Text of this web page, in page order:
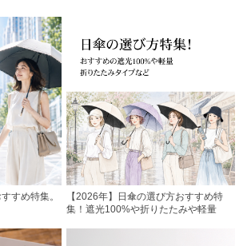
すめ特集。
【2026年】日傘の選び方おすすめ特
集！遮光100%や折りたたみや軽量